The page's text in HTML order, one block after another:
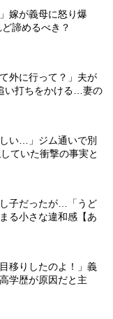
嫁が義母に怒り爆
諦めるべき？
外に行って？」夫が
い打ちをかける…妻の
い…」ジム通いで別
ていた衝撃の事実と
子だったが…「うど
る小さな違和感【あ
移りしたのよ！」義
学歴が原因だと主